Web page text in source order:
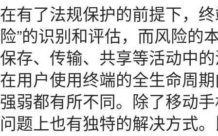
在有了法规保护的前提下，
险”的识别和评估，而风险的
保存、传输、共享等活动中
在用户使用终端的全生命周
强弱都有所不同。除了移动
问题上也有独特的解决方式